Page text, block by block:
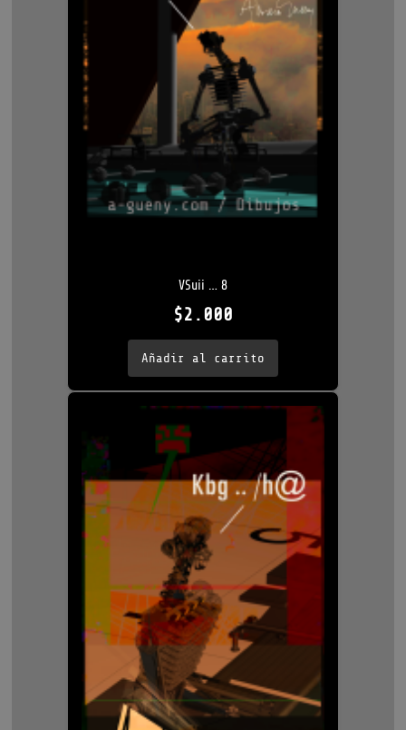
VSuii … 8
$2.000
Añadir al carrito